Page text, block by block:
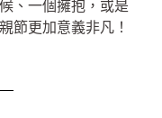
、一個擁抱，或是
節更加意義非凡！